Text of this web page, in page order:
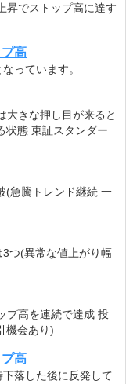
昇でストップ高に達す
高
っています。
大きな押し目が来ると
状態 東証スタンダー
(急騰トレンド継続 一
つ(異常な値上がり幅
プ高を連続で達成 投
機会あり)
高
落した後に反発して